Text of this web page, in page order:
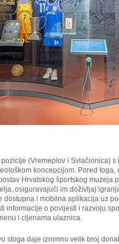
(Vremeplov i Svlačionica)
koncepcijom. Pored toga,
Hrvatskog športskog muzeja
osiguravajući im doživljaj
dostupna i mobilna aplikacija uz
informacije o povijesti i razvoju
i cijenama ulaznica.
stoga daje iznimno velik broj